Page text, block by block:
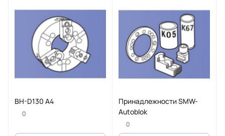
BH-D130 А4
0
Принадлежности SMW-
Autoblok
0